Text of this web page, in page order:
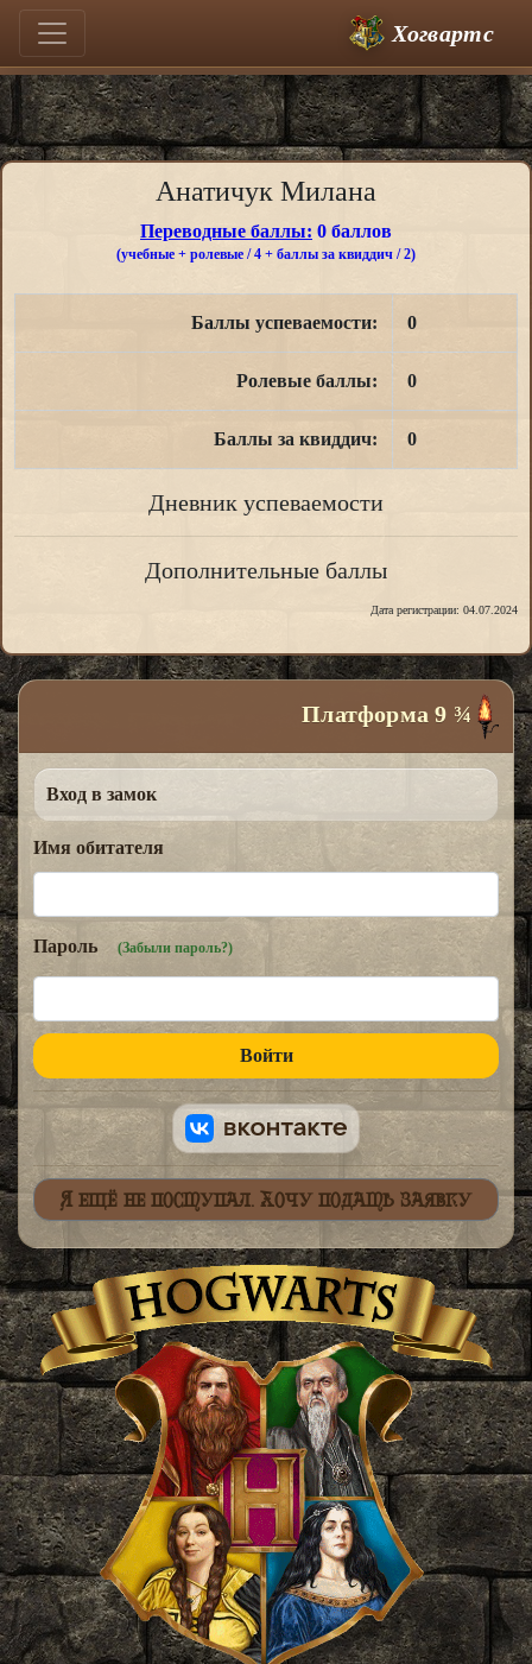
Хогвартс
Анатичук Милана
Переводные баллы: 0 баллов
(учебные + ролевые / 4 + баллы за квиддич / 2)
Баллы успеваемости: 0
Ролевые баллы: 0
Баллы за квиддич: 0
Дневник успеваемости
Дополнительные баллы
Дата регистрации: 04.07.2024
Платформа 9 ¾
Вход в замок
Имя обитателя
Пароль (Забыли пароль?)
Я ещё не поступал. Хочу подать заявку